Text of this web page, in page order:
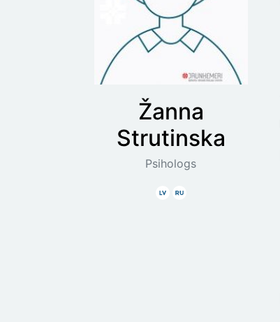
Žanna
Strutinska
Psihologs
LatviskiKrieviski